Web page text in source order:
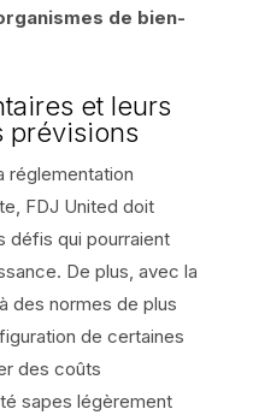
de bien-
et leurs
prévisions
réglementation
FDJ United doit
défis qui pourraient
De plus, avec la
des normes de plus
de certaines
des coûts
sapes légèrement